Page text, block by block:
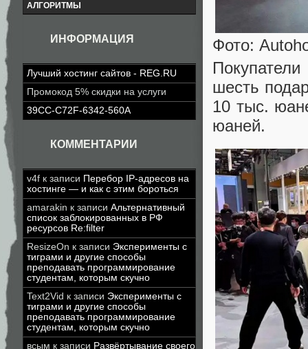
АЛГОРИТМЫ
ИНФОРМАЦИЯ
Лучший хостинг сайтов - REG.RU
Промокод 5% скидки на услуги
39CC-C72F-6342-560A
КОММЕНТАРИИ
v4f к записи Перебор IP-адресов на
хостинге — и как с этим бороться
amarakin к записи Альтернативный
список заблокированных в РФ
ресурсов Re:filter
ResizeOn к записи Эксперименты с
тиграми и другие способы
преподавать программирование
студентам, которым скучно
Text2Vid к записи Эксперименты с
тиграми и другие способы
преподавать программирование
студентам, которым скучно
всым к записи Развёртывание своего
Фото:
шесть
10 тыс.
юаней.